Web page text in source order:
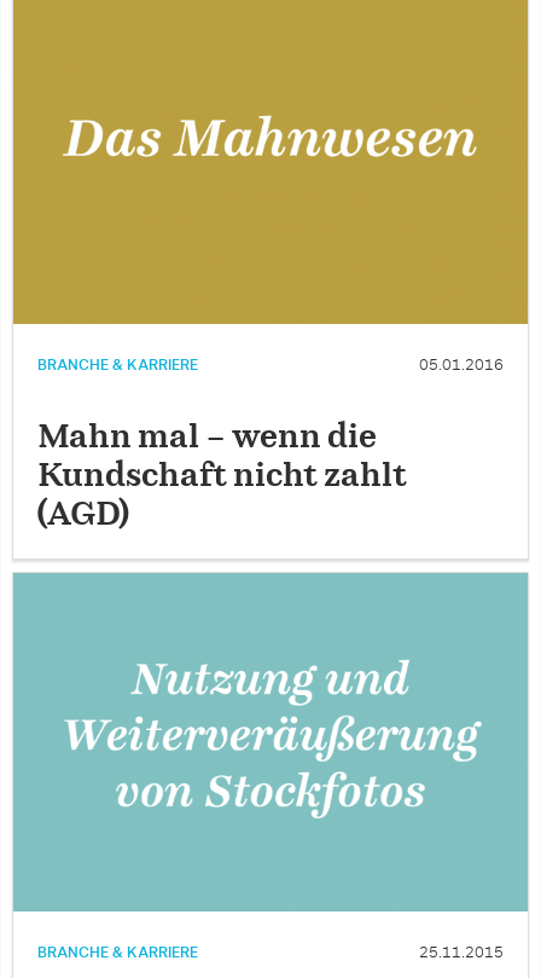
BRANCHE & KARRIERE 05.01.2016
Mahn mal – wenn die
Kundschaft nicht zahlt
(AGD)
BRANCHE & KARRIERE 25.11.2015